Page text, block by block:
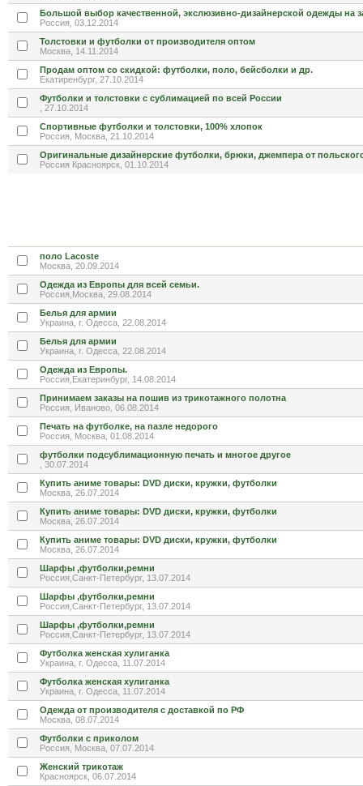
Большой выбор качественной, экслюзивно-дизайнерской одежды на
Россия, 03.12.2014
Толстовки и футболки от производителя оптом
Москва, 14.11.2014
Продам оптом со скидкой: футболки, поло, бейсболки и др.
Екатиренбург, 27.10.2014
Футболки и толстовки с сублимацией по всей России
, 27.10.2014
Спортивные футболки и толстовки, 100% хлопок
Россия, Москва, 21.10.2014
Оригинальные дизайнерские футболки, брюки, джемпера от
Россия Красноярск, 01.10.2014
поло Lacoste
Москва, 20.09.2014
Одежда из Европы для всей семьи.
Россия,Москва, 29.08.2014
Белья для армии
Украина, г. Одесса, 22.08.2014
Белья для армии
Украина, г. Одесса, 22.08.2014
Одежда из Европы.
Россия,Екатеринбург, 14.08.2014
Принимаем заказы на пошив из трикотажного полотна
Россия, Иваново, 06.08.2014
Печать на футболке, на пазле недорого
Россия, Москва, 01.08.2014
футболки подсублимационную печать и многое другое
, 30.07.2014
Купить аниме товары: DVD диски, кружки, футболки
Москва, 26.07.2014
Купить аниме товары: DVD диски, кружки, футболки
Москва, 26.07.2014
Купить аниме товары: DVD диски, кружки, футболки
Москва, 26.07.2014
Шарфы ,футболки,ремни
Россия,Санкт-Петербург, 13.07.2014
Шарфы ,футболки,ремни
Россия,Санкт-Петербург, 13.07.2014
Шарфы ,футболки,ремни
Россия,Санкт-Петербург, 13.07.2014
Футболка женская хулиганка
Украина, г. Одесса, 11.07.2014
Футболка женская хулиганка
Украина, г. Одесса, 11.07.2014
Одежда от производителя с доставкой по РФ
Москва, 08.07.2014
Футболки с приколом
Россия, Москва, 07.07.2014
Женский трикотаж
Красноярск, 06.07.2014